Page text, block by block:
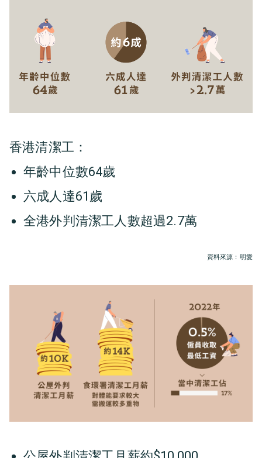
香港清潔工：
年齡中位數64歲
六成人達61歲
全港外判清潔工人數超過2.7萬
資料來源：明愛